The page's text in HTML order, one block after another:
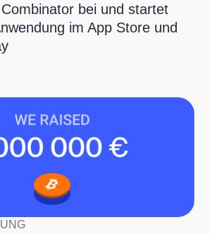
bei und startet
im App Store und